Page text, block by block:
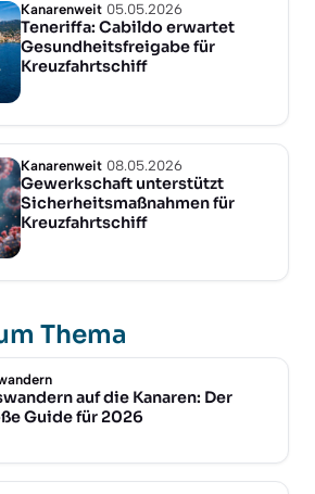
Kanarenweit 05.05.2026
Teneriffa: Cabildo erwartet
Gesundheitsfreigabe für
Kreuzfahrtschiff
Kanarenweit 08.05.2026
Gewerkschaft unterstützt
Sicherheitsmaßnahmen für
Kreuzfahrtschiff
Thema
auf die Kanaren: Der
Guide für 2026